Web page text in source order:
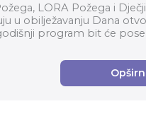
LORA Požega i
u obilježavanju Dana
program bit će